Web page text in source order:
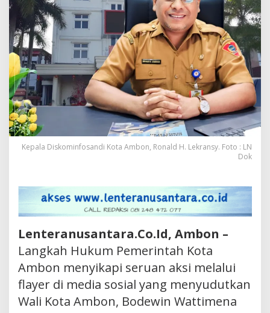
Kepala Diskominfosandi Kota Ambon, Ronald H. Lekransy. Foto : LN
Dok
Lenteranusantara.Co.Id, Ambon –
Langkah Hukum Pemerintah Kota
Ambon menyikapi seruan aksi melalui
flayer di media sosial yang menyudutkan
Wali Kota Ambon, Bodewin Wattimena